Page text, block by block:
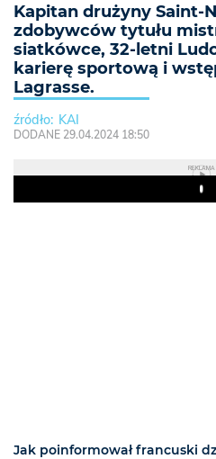
Kapitan drużyny Saint-
zdobywców tytułu
siatkówce, 32-letni
karierę sportową i
Lagrasse.
KAI
DODANE 29.04.2024 18:50
REKLAMA
Jak poinformował francuski